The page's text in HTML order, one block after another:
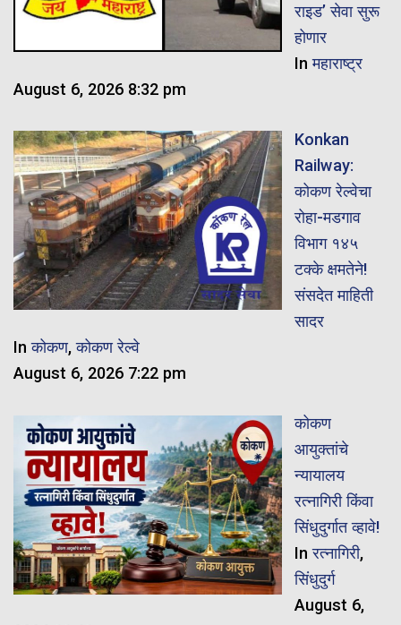
राइड’ सेवा सुरू
होणार
Inमहाराष्ट्र
August 6, 2026 8:32 pm
Konkan
Railway:
कोकण रेल्वेचा
रोहा-मडगाव
विभाग १४५
टक्के क्षमतेने!
संसदेत माहिती
सादर
Inकोकण,कोकण रेल्वे
August 6, 2026 7:22 pm
कोकण
आयुक्तांचे
न्यायालय
रत्नागिरी किंवा
सिंधुदुर्गात व्हावे!
Inरत्नागिरी,
सिंधुदुर्ग
August 6,